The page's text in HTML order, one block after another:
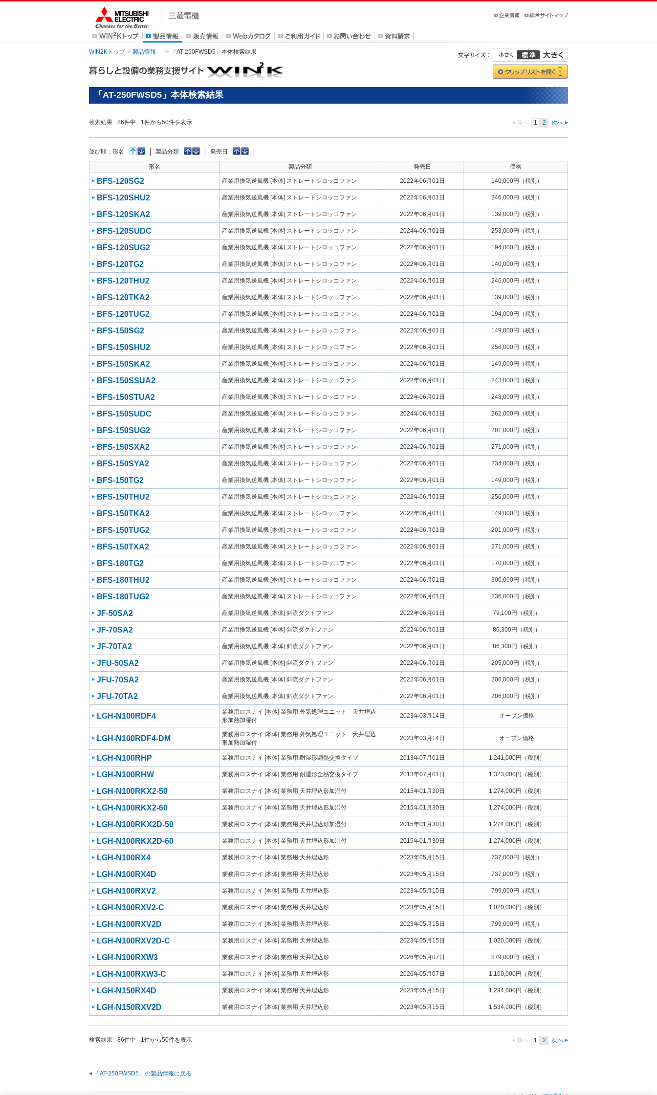
WIN2Kトップ 製品情報 「AT-250FWSD5」本体検索結果
「AT-250FWSD5」本体検索結果
検索結果 86件中 1件から50件を表示 前へ 1 2 次へ
並び順： 形名 製品分類 発売日
形名 製品分類 発売日 価格
BFS-120SG2 産業用換気送風機 [本体] ストレートシロッコファン 2022年06月01日 140,000円（税別）
BFS-120SHU2 産業用換気送風機 [本体] ストレートシロッコファン 2022年06月01日 246,000円（税別）
BFS-120SKA2 産業用換気送風機 [本体] ストレートシロッコファン 2022年06月01日 139,000円（税別）
BFS-120SUDC 産業用換気送風機 [本体] ストレートシロッコファン 2024年06月01日 253,000円（税別）
BFS-120SUG2 産業用換気送風機 [本体] ストレートシロッコファン 2022年06月01日 194,000円（税別）
BFS-120TG2 産業用換気送風機 [本体] ストレートシロッコファン 2022年06月01日 140,000円（税別）
BFS-120THU2 産業用換気送風機 [本体] ストレートシロッコファン 2022年06月01日 246,000円（税別）
BFS-120TKA2 産業用換気送風機 [本体] ストレートシロッコファン 2022年06月01日 139,000円（税別）
BFS-120TUG2 産業用換気送風機 [本体] ストレートシロッコファン 2022年06月01日 194,000円（税別）
BFS-150SG2 産業用換気送風機 [本体] ストレートシロッコファン 2022年06月01日 149,000円（税別）
BFS-150SHU2 産業用換気送風機 [本体] ストレートシロッコファン 2022年06月01日 256,000円（税別）
BFS-150SKA2 産業用換気送風機 [本体] ストレートシロッコファン 2022年06月01日 149,000円（税別）
BFS-150SSUA2 産業用換気送風機 [本体] ストレートシロッコファン 2022年06月01日 243,000円（税別）
BFS-150STUA2 産業用換気送風機 [本体] ストレートシロッコファン 2022年06月01日 243,000円（税別）
BFS-150SUDC 産業用換気送風機 [本体] ストレートシロッコファン 2024年06月01日 262,000円（税別）
BFS-150SUG2 産業用換気送風機 [本体] ストレートシロッコファン 2022年06月01日 201,000円（税別）
BFS-150SXA2 産業用換気送風機 [本体] ストレートシロッコファン 2022年06月01日 271,000円（税別）
BFS-150SYA2 産業用換気送風機 [本体] ストレートシロッコファン 2022年06月01日 234,000円（税別）
BFS-150TG2 産業用換気送風機 [本体] ストレートシロッコファン 2022年06月01日 149,000円（税別）
BFS-150THU2 産業用換気送風機 [本体] ストレートシロッコファン 2022年06月01日 256,000円（税別）
BFS-150TKA2 産業用換気送風機 [本体] ストレートシロッコファン 2022年06月01日 149,000円（税別）
BFS-150TUG2 産業用換気送風機 [本体] ストレートシロッコファン 2022年06月01日 201,000円（税別）
BFS-150TXA2 産業用換気送風機 [本体] ストレートシロッコファン 2022年06月01日 271,000円（税別）
BFS-180TG2 産業用換気送風機 [本体] ストレートシロッコファン 2022年06月01日 170,000円（税別）
BFS-180THU2 産業用換気送風機 [本体] ストレートシロッコファン 2022年06月01日 300,000円（税別）
BFS-180TUG2 産業用換気送風機 [本体] ストレートシロッコファン 2022年06月01日 236,000円（税別）
JF-50SA2 産業用換気送風機 [本体] 斜流ダクトファン 2022年06月01日 79,100円（税別）
JF-70SA2 産業用換気送風機 [本体] 斜流ダクトファン 2022年06月01日 86,300円（税別）
JF-70TA2 産業用換気送風機 [本体] 斜流ダクトファン 2022年06月01日 86,300円（税別）
JFU-50SA2 産業用換気送風機 [本体] 斜流ダクトファン 2022年06月01日 205,000円（税別）
JFU-70SA2 産業用換気送風機 [本体] 斜流ダクトファン 2022年06月01日 206,000円（税別）
JFU-70TA2 産業用換気送風機 [本体] 斜流ダクトファン 2022年06月01日 206,000円（税別）
LGH-N100RDF4
業務用ロスナイ [本体] 業務用 外気処理ユニット 天井埋込
形加熱加湿付
2023年03月14日 オープン価格
LGH-N100RDF4-DM
業務用ロスナイ [本体] 業務用 外気処理ユニット 天井埋込
形加熱加湿付
2023年03月14日 オープン価格
LGH-N100RHP 業務用ロスナイ [本体] 業務用 耐湿形顕熱交換タイプ 2013年07月01日 1,241,000円（税別）
LGH-N100RHW 業務用ロスナイ [本体] 業務用 耐湿形全熱交換タイプ 2013年07月01日 1,323,000円（税別）
LGH-N100RKX2-50 業務用ロスナイ [本体] 業務用 天井埋込形加湿付 2015年01月30日 1,274,000円（税別）
LGH-N100RKX2-60 業務用ロスナイ [本体] 業務用 天井埋込形加湿付 2015年01月30日 1,274,000円（税別）
LGH-N100RKX2D-50 業務用ロスナイ [本体] 業務用 天井埋込形加湿付 2015年01月30日 1,274,000円（税別）
LGH-N100RKX2D-60 業務用ロスナイ [本体] 業務用 天井埋込形加湿付 2015年01月30日 1,274,000円（税別）
LGH-N100RX4 業務用ロスナイ [本体] 業務用 天井埋込形 2023年05月15日 737,000円（税別）
LGH-N100RX4D 業務用ロスナイ [本体] 業務用 天井埋込形 2023年05月15日 737,000円（税別）
LGH-N100RXV2 業務用ロスナイ [本体] 業務用 天井埋込形 2023年05月15日 799,000円（税別）
LGH-N100RXV2-C 業務用ロスナイ [本体] 業務用 天井埋込形 2023年05月15日 1,020,000円（税別）
LGH-N100RXV2D 業務用ロスナイ [本体] 業務用 天井埋込形 2023年05月15日 799,000円（税別）
LGH-N100RXV2D-C 業務用ロスナイ [本体] 業務用 天井埋込形 2023年05月15日 1,020,000円（税別）
LGH-N100RXW3 業務用ロスナイ [本体] 業務用 天井埋込形 2026年05月07日 879,000円（税別）
LGH-N100RXW3-C 業務用ロスナイ [本体] 業務用 天井埋込形 2026年05月07日 1,100,000円（税別）
LGH-N150RX4D 業務用ロスナイ [本体] 業務用 天井埋込形 2023年05月15日 1,294,000円（税別）
LGH-N150RXV2D 業務用ロスナイ [本体] 業務用 天井埋込形 2023年05月15日 1,534,000円（税別）
検索結果 86件中 1件から50件を表示 前へ 1 2 次へ
「AT-250FWSD5」の製品情報に戻る